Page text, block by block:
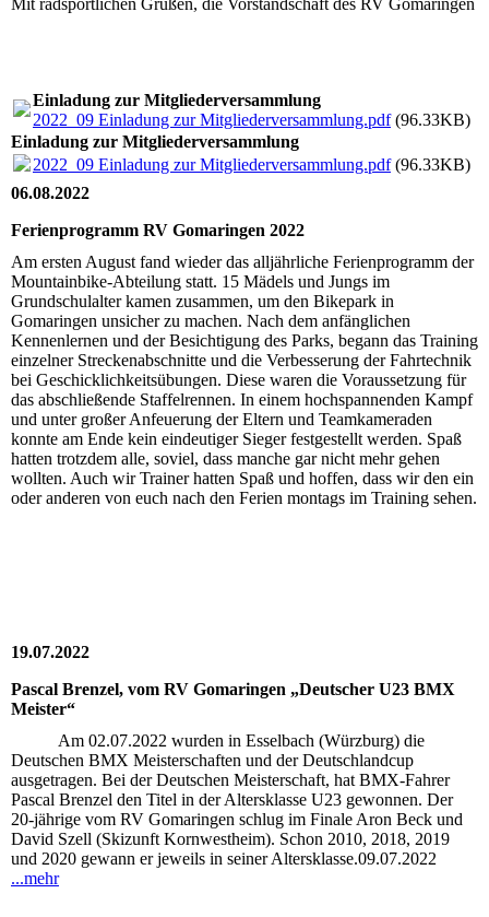
Einladung zur Mitgliederversammlung
2022_09 Einladung zur Mitgliederversammlung.pdf(96.33KB)
Einladung zur Mitgliederversammlung
2022_09 Einladung zur Mitgliederversammlung.pdf(96.33KB)
06.08.2022
Ferienprogramm RV Gomaringen 2022
Am ersten August fand wieder das alljährliche Ferienprogramm der
Mountainbike-Abteilung statt. 15 Mädels und Jungs im
Grundschulalter kamen zusammen, um den Bikepark in
Gomaringen unsicher zu machen. Nach dem anfänglichen
Kennenlernen und der Besichtigung des Parks, begann das Training
einzelner Streckenabschnitte und die Verbesserung der Fahrtechnik
bei Geschicklichkeitsübungen. Diese waren die Voraussetzung für
das abschließende Staffelrennen. In einem hochspannenden Kampf
und unter großer Anfeuerung der Eltern und Teamkameraden
konnte am Ende kein eindeutiger Sieger festgestellt werden. Spaß
hatten trotzdem alle, soviel, dass manche gar nicht mehr gehen
wollten. Auch wir Trainer hatten Spaß und hoffen, dass wir den ein
oder anderen von euch nach den Ferien montags im Training sehen.
19.07.2022
Pascal Brenzel, vom RV Gomaringen „Deutscher U23 BMX
Meister“
Am 02.07.2022 wurden in Esselbach (Würzburg) die
Deutschen BMX Meisterschaften und der Deutschlandcup
ausgetragen. Bei der Deutschen Meisterschaft, hat BMX-Fahrer
Pascal Brenzel den Titel in der Altersklasse U23 gewonnen. Der
20-jährige vom RV Gomaringen schlug im Finale Aron Beck und
David Szell (Skizunft Kornwestheim). Schon 2010, 2018, 2019
und 2020 gewann er jeweils in seiner Altersklasse.09.07.2022
...mehr